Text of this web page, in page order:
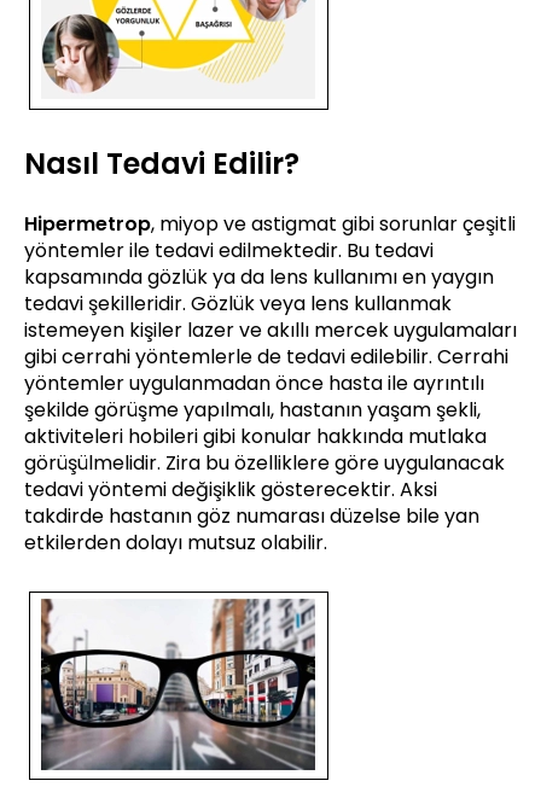
Nasıl Tedavi Edilir?
Hipermetrop, miyop ve astigmat gibi sorunlar çeşitli
yöntemler ile tedavi edilmektedir. Bu tedavi
kapsamında gözlük ya da lens kullanımı en yaygın
tedavi şekilleridir. Gözlük veya lens kullanmak
istemeyen kişiler lazer ve akıllı mercek uygulamaları
gibi cerrahi yöntemlerle de tedavi edilebilir. Cerrahi
yöntemler uygulanmadan önce hasta ile ayrıntılı
şekilde görüşme yapılmalı, hastanın yaşam şekli,
aktiviteleri hobileri gibi konular hakkında mutlaka
görüşülmelidir. Zira bu özelliklere göre uygulanacak
tedavi yöntemi değişiklik gösterecektir. Aksi
takdirde hastanın göz numarası düzelse bile yan
etkilerden dolayı mutsuz olabilir.